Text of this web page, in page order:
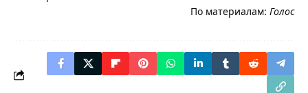
По материалам: Голос